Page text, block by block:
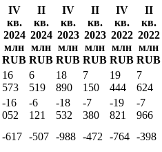
IV
кв.
2024
млн
RUB
II
кв.
2024
млн
RUB
IV
кв.
2023
млн
RUB
II
кв.
2023
млн
RUB
IV
кв.
2022
млн
RUB
II
кв.
2022
млн
RUB
16
573
6
519
18
890
7
150
19
444
7
624
-16
052
-6
121
-18
532
-7
380
-19
821
-7
966
-617 -507 -988 -472 -764 -398